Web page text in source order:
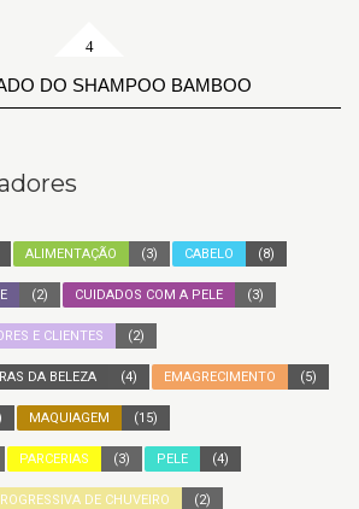
DO SHAMPOO BAMBOO
ALIMENTAÇÃO (3) CABELO (8)
(2) CUIDADOS COM A PELE (3)
E CLIENTES (2)
DA BELEZA (4) EMAGRECIMENTO (5)
MAQUIAGEM (15)
PARCERIAS (3) PELE (4)
DE CHUVEIRO (2)